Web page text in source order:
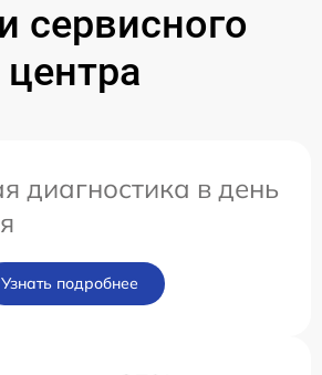
сервисного
центра
диагностика в день
Узнать подробнее